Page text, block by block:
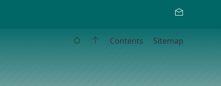
Contents Sitemap